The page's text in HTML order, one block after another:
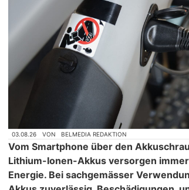
03.08.26 VON BELMEDIA REDAKTION
Vom Smartphone über den
Lithium-Ionen-Akkus versorgen
Energie. Bei sachgemässer